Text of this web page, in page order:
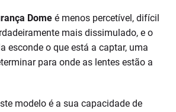
Dome é menos percetível, difícil
mais dissimulado, e o
esconde o que está a captar, uma
para onde as lentes estão a
modelo é a sua capacidade de